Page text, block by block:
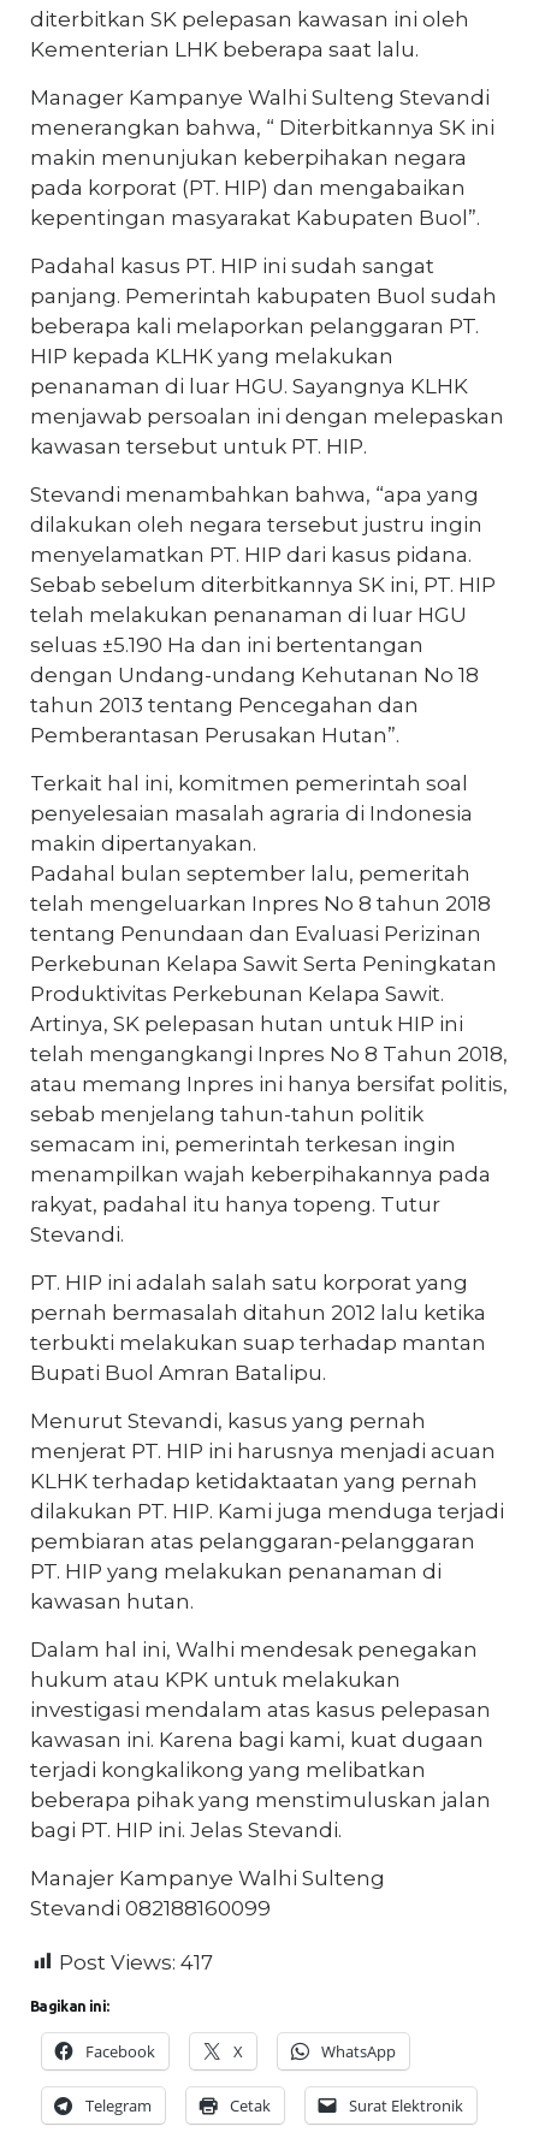
diterbitkan SK pelepasan kawasan ini oleh
Kementerian LHK beberapa saat lalu.
Manager Kampanye Walhi Sulteng Stevandi
menerangkan bahwa, “ Diterbitkannya SK ini
makin menunjukan keberpihakan negara
pada korporat (PT. HIP) dan mengabaikan
kepentingan masyarakat Kabupaten Buol”.
Padahal kasus PT. HIP ini sudah sangat
panjang. Pemerintah kabupaten Buol sudah
beberapa kali melaporkan pelanggaran PT.
HIP kepada KLHK yang melakukan
penanaman di luar HGU. Sayangnya KLHK
menjawab persoalan ini dengan melepaskan
kawasan tersebut untuk PT. HIP.
Stevandi menambahkan bahwa, “apa yang
dilakukan oleh negara tersebut justru ingin
menyelamatkan PT. HIP dari kasus pidana.
Sebab sebelum diterbitkannya SK ini, PT. HIP
telah melakukan penanaman di luar HGU
seluas ±5.190 Ha dan ini bertentangan
dengan Undang-undang Kehutanan No 18
tahun 2013 tentang Pencegahan dan
Pemberantasan Perusakan Hutan”.
Terkait hal ini, komitmen pemerintah soal
penyelesaian masalah agraria di Indonesia
makin dipertanyakan.
Padahal bulan september lalu, pemeritah
telah mengeluarkan Inpres No 8 tahun 2018
tentang Penundaan dan Evaluasi Perizinan
Perkebunan Kelapa Sawit Serta Peningkatan
Produktivitas Perkebunan Kelapa Sawit.
Artinya, SK pelepasan hutan untuk HIP ini
telah mengangkangi Inpres No 8 Tahun 2018,
atau memang Inpres ini hanya bersifat politis,
sebab menjelang tahun-tahun politik
semacam ini, pemerintah terkesan ingin
menampilkan wajah keberpihakannya pada
rakyat, padahal itu hanya topeng. Tutur
Stevandi.
PT. HIP ini adalah salah satu korporat yang
pernah bermasalah ditahun 2012 lalu ketika
terbukti melakukan suap terhadap mantan
Bupati Buol Amran Batalipu.
Menurut Stevandi, kasus yang pernah
menjerat PT. HIP ini harusnya menjadi acuan
KLHK terhadap ketidaktaatan yang pernah
dilakukan PT. HIP. Kami juga menduga terjadi
pembiaran atas pelanggaran-pelanggaran
PT. HIP yang melakukan penanaman di
kawasan hutan.
Dalam hal ini, Walhi mendesak penegakan
hukum atau KPK untuk melakukan
investigasi mendalam atas kasus pelepasan
kawasan ini. Karena bagi kami, kuat dugaan
terjadi kongkalikong yang melibatkan
beberapa pihak yang menstimuluskan jalan
bagi PT. HIP ini. Jelas Stevandi.
Manajer Kampanye Walhi Sulteng
Stevandi 082188160099
Post Views: 417
Bagikan ini:
Facebook X WhatsApp
Telegram Cetak Surat Elektronik